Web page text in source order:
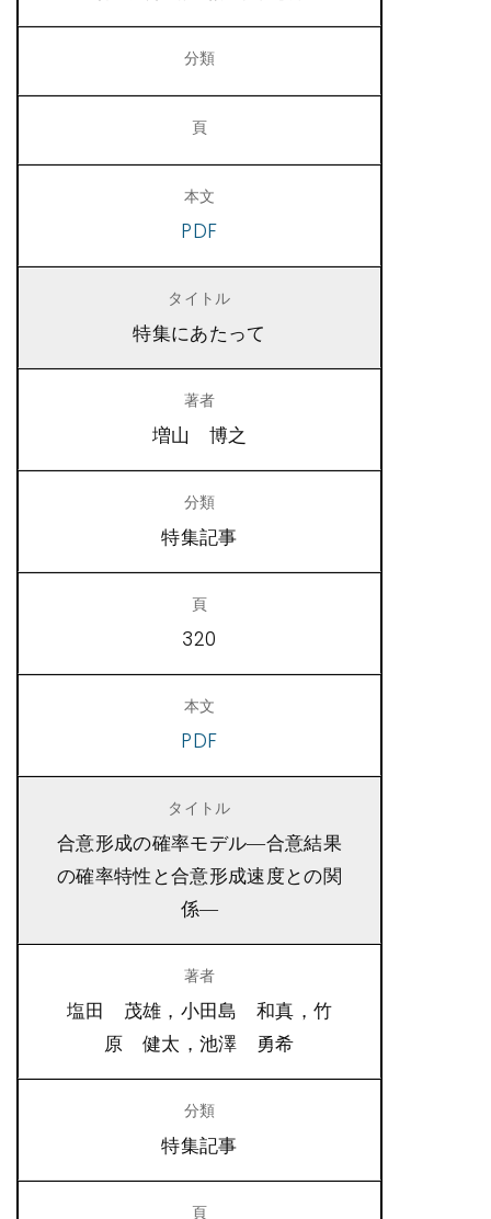
PDF
特集にあたって
増山 博之
特集記事
320
PDF
合意形成の確率モデル―合意結果
の確率特性と合意形成速度との関
係―
塩田 茂雄，小田島 和真，竹
原 健太，池澤 勇希
特集記事